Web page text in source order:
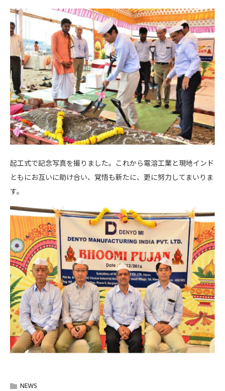
起工式で記念写真を撮りました。これから電溶工業と現地インド
ともにお互いに助け合い、覚悟も新たに、更に努力してまいりま
す。
NEWS